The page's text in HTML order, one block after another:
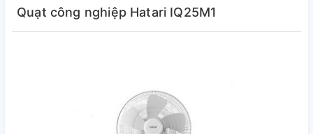
Quạt công nghiệp Hatari IQ25M1